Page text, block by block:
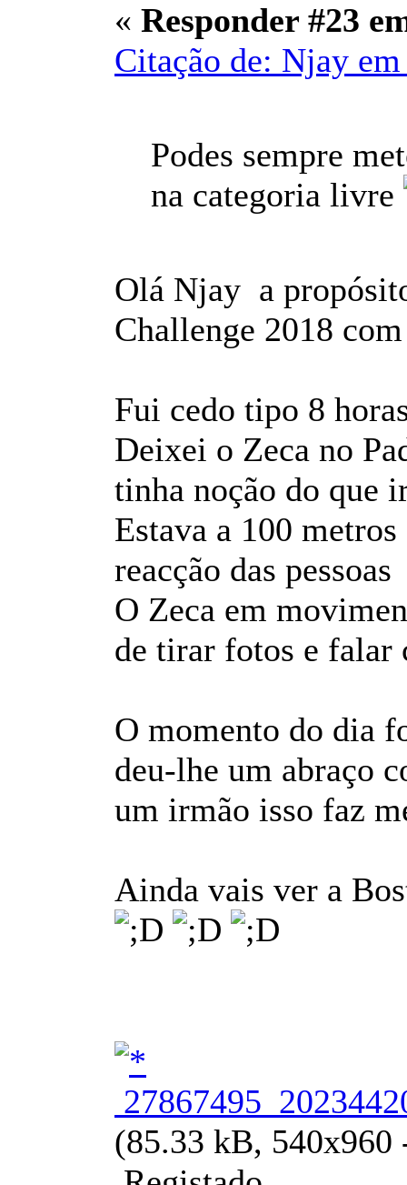
« Responder #23
Citação de: Njay
Podes sempre
na categoria livre
Olá Njay a
Challenge 2018
Fui cedo tipo 8
Deixei o Zeca no
tinha noção do que
Estava a 100
reacção das
O Zeca em
de tirar fotos e falar
O momento do dia
deu-lhe um abraço
um irmão isso faz
Ainda vais ver a
(85.33 kB, 540x960